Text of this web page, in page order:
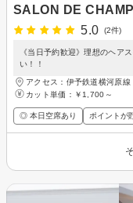
SALON DE
5.0
(2件)
《当日予約歓迎》理想のヘア
い！！
アクセス：伊予鉄道横河原
カット単価： ￥1,700～
◎ 本日空席あり ポイントが